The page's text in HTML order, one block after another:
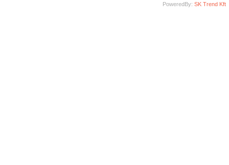
PoweredBy: SK Trend Kft